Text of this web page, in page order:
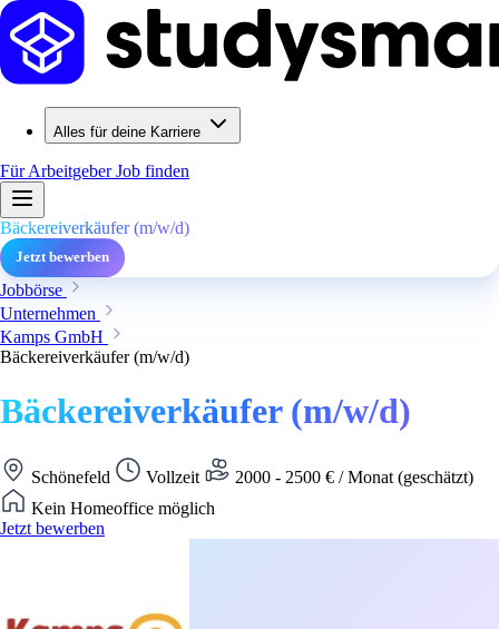
Alles für deine Karriere
Für ArbeitgeberJob finden
Bäckereiverkäufer (m/w/d)
Jetzt bewerben
Jobbörse
Unternehmen
Kamps GmbH
Bäckereiverkäufer (m/w/d)
Bäckereiverkäufer (m/w/d)
Schönefeld Vollzeit
2000 - 2500 € / Monat (geschätzt)
Kein Homeoffice möglich
Jetzt bewerben